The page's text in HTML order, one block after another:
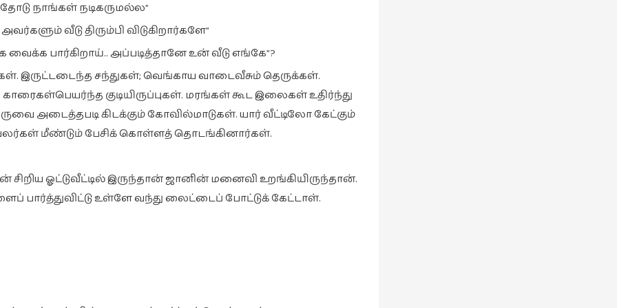
நாங்கள் நடிகருமல்ல”
வீடு திரும்பி விடுகிறார்களே”
பார்கிறாய்.. அப்படித்தானே உன் வீடு எங்கே”?
இருட்டடைந்த சந்துகள்; வெங்காய வாடைவீசும் தெருக்கள்.
குடியிருப்புகள். மரங்கள் கூட இலைகள் உதிர்ந்து
அடைத்தபடி கிடக்கும் கோவில்மாடுகள். யார் வீட்டிலோ கேட்கும்
மீண்டும் பேசிக் கொள்ளத் தொடங்கினார்கள்.
சிறிய ஓட்டுவீட்டில் இருந்தான் ஜானின் மனைவி உறங்கியிருந்தான்.
பார்த்துவிட்டு உள்ளே வந்து லைட்டைப் போட்டுக் கேட்டாள்.